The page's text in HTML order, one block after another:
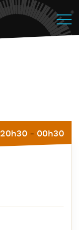
20h30 00h30